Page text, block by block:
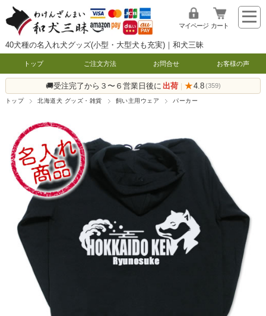
40犬種の名入れ犬グッズ(小型・大型犬も充実)｜和犬三昧
マイページ カート
トップ ご注文方法 お問合せ お客様の声
🚚受注完了から３〜６営業日後に 出荷 | ★4.8 (359)
トップ 北海道犬 グッズ・雑貨 飼い主用ウェア パーカー